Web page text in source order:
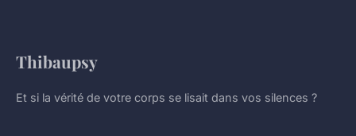
Thibaupsy
Et si la vérité de votre corps se lisait dans vos silences ?